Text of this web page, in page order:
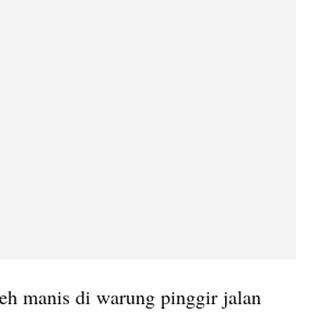
manis di warung pinggir jalan